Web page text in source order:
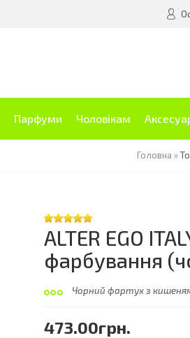
Парфуми Чоловікам
Головна »
ALTER EGO
фарбування
Чорний фартух з
473.00грн.